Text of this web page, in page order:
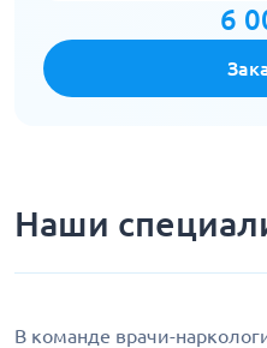
6
Наши
В команде врачи-